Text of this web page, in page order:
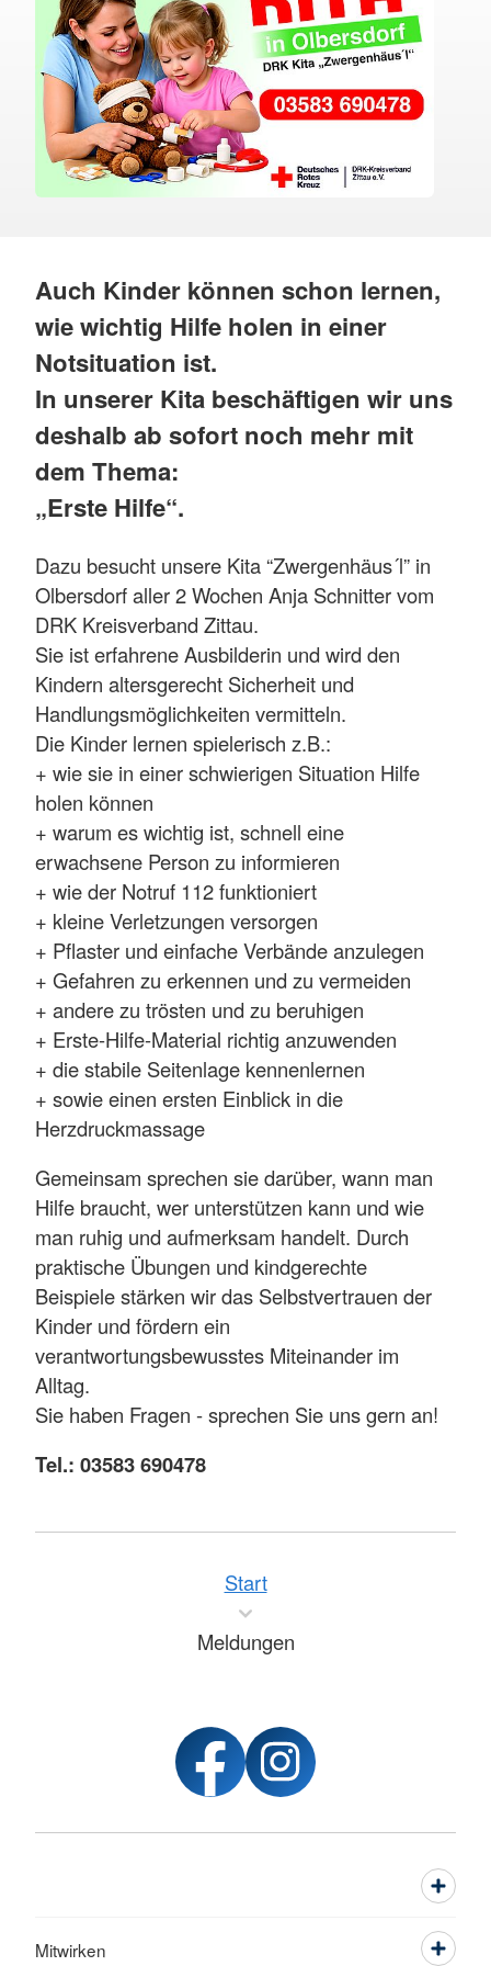
Auch Kinder können schon lernen,
wie wichtig Hilfe holen in einer
Notsituation ist.
In unserer Kita beschäftigen wir uns
deshalb ab sofort noch mehr mit
dem Thema:
„Erste Hilfe“.
Dazu besucht unsere Kita “Zwergenhäus´l” in
Olbersdorf aller 2 Wochen Anja Schnitter vom
DRK Kreisverband Zittau.
Sie ist erfahrene Ausbilderin und wird den
Kindern altersgerecht Sicherheit und
Handlungsmöglichkeiten vermitteln.
Die Kinder lernen spielerisch z.B.:
+ wie sie in einer schwierigen Situation Hilfe
holen können
+ warum es wichtig ist, schnell eine
erwachsene Person zu informieren
+ wie der Notruf 112 funktioniert
+ kleine Verletzungen versorgen
+ Pflaster und einfache Verbände anzulegen
+ Gefahren zu erkennen und zu vermeiden
+ andere zu trösten und zu beruhigen
+ Erste-Hilfe-Material richtig anzuwenden
+ die stabile Seitenlage kennenlernen
+ sowie einen ersten Einblick in die
Herzdruckmassage
Gemeinsam sprechen sie darüber, wann man
Hilfe braucht, wer unterstützen kann und wie
man ruhig und aufmerksam handelt. Durch
praktische Übungen und kindgerechte
Beispiele stärken wir das Selbstvertrauen der
Kinder und fördern ein
verantwortungsbewusstes Miteinander im
Alltag.
Sie haben Fragen - sprechen Sie uns gern an!
Tel.: 03583 690478
Start
Meldungen
Mitwirken